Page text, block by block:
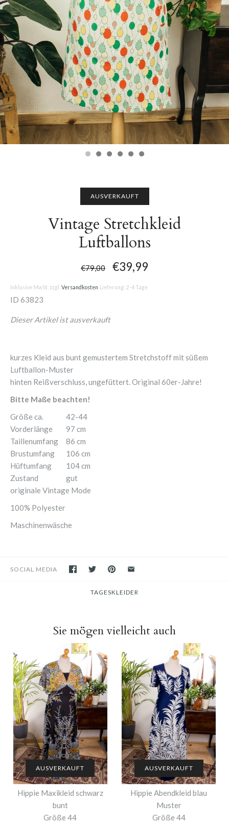
AUSVERKAUFT
Vintage Stretchkleid
Luftballons
€79,00 €39,99
Inklusive MwSt. zzgl. Versandkosten Lieferung: 2-4 Tage
ID 63823
Dieser Artikel ist ausverkauft
kurzes Kleid aus bunt gemustertem Stretchstoff mit süßem
Luftballon-Muster
hinten Reißverschluss, ungefüttert. Original 60er-Jahre!
Bitte Maße beachten!
Größe ca.
Vorderlänge
Taillenumfang
Brustumfang
Hüftumfang
Zustand
42-44
97 cm
86 cm
106 cm
104 cm
gut
originale Vintage Mode
100% Polyester
Maschinenwäsche
SOCIAL MEDIA
TAGESKLEIDER
Sie mögen vielleicht auch
AUSVERKAUFT
Hippie Maxikleid schwarz
bunt
Größe 44
AUSVERKAUFT
Hippie Abendkleid blau
Muster
Größe 44